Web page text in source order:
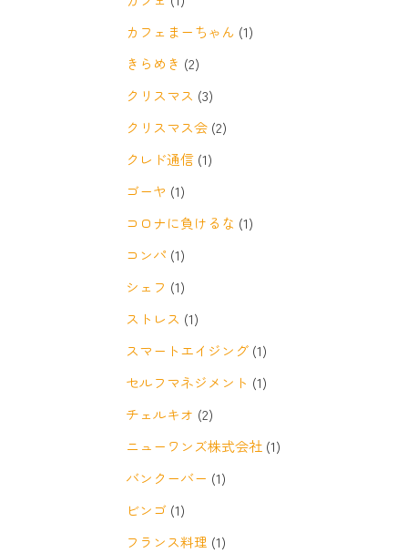
カフェまーちゃん (1)
きらめき (2)
クリスマス (3)
クリスマス会 (2)
クレド通信 (1)
ゴーヤ (1)
コロナに負けるな (1)
コンパ (1)
シェフ (1)
ストレス (1)
スマートエイジング (1)
セルフマネジメント (1)
チェルキオ (2)
ニューワンズ株式会社 (1)
バンクーバー (1)
ビンゴ (1)
フランス料理 (1)